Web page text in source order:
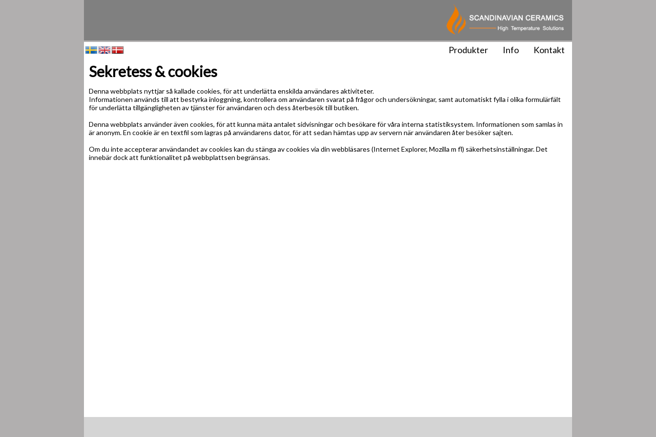
Produkter Info Kontakt
Sekretess & cookies
Denna webbplats nyttjar så kallade cookies, för att underlätta enskilda användares aktiviteter.
Informationen används till att bestyrka inloggning, kontrollera om användaren svarat på frågor och undersökningar, samt automatiskt fylla i olika formulärfält
för underlätta tillgängligheten av tjänster för användaren och dess återbesök till butiken.
Denna webbplats använder även cookies, för att kunna mäta antalet sidvisningar och besökare för våra interna statistiksystem. Informationen som samlas in
är anonym. En cookie är en textfil som lagras på användarens dator, för att sedan hämtas upp av servern när användaren åter besöker sajten.
Om du inte accepterar användandet av cookies kan du stänga av cookies via din webbläsares (Internet Explorer, Mozilla m fl) säkerhetsinställningar. Det
innebär dock att funktionalitet på webbplattsen begränsas.